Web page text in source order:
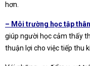
hơn.
– Môi trường học tập
giúp người học cảm thấy
thuận lợi cho việc tiếp thu